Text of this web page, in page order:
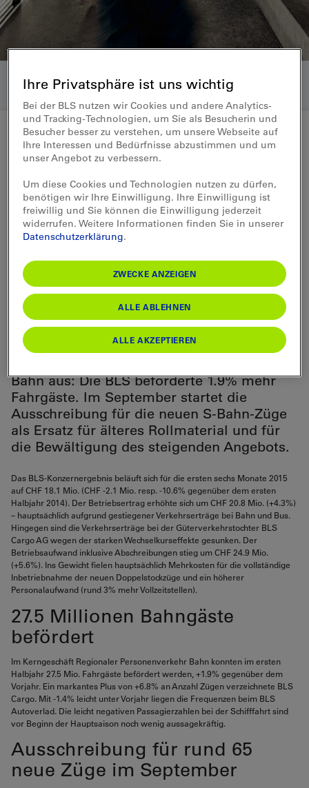
Medienmitteilung 24.08.2015
Halbjahresergebnis 2015: Mehr
Bahnpassagiere befördert
Geschäftsumfeld mit CHF 18.1 Mio. ein
zufriedenstellendes Konzernergebnis
erwirtschaftet, welches aber CHF 2.1 Mio.
(-10.6%) unter Vorjahr liegt. Die
Wechselkurseffekte bei der BLS Cargo AG
belasten das Konzernergebnis. Erfreulich
Bahn aus: Die BLS beförderte 1.9% mehr
Fahrgäste. Im September startet die
Ausschreibung für die neuen S-Bahn-Züge
als Ersatz für älteres Rollmaterial und für
die Bewältigung des steigenden Angebots.
Das BLS-Konzernergebnis beläuft sich für die ersten sechs Monate 2015
auf CHF 18.1 Mio. (CHF -2.1 Mio. resp. -10.6% gegenüber dem ersten
Halbjahr 2014). Der Betriebsertrag erhöhte sich um CHF 20.8 Mio. (+4.3%)
– hauptsächlich aufgrund gestiegener Verkehrserträge bei Bahn und Bus.
Hingegen sind die Verkehrserträge bei der Güterverkehrstochter BLS
Cargo AG wegen der starken Wechselkurseffekte gesunken. Der
Betriebsaufwand inklusive Abschreibungen stieg um CHF 24.9 Mio.
(+5.6%). Ins Gewicht fielen hauptsächlich Mehrkosten für die vollständige
Inbetriebnahme der neuen Doppelstockzüge und ein höherer
Personalaufwand (rund 3% mehr Vollzeitstellen).
27.5 Millionen Bahngäste
befördert
Im Kerngeschäft Regionaler Personenverkehr Bahn konnten im ersten
Halbjahr 27.5 Mio. Fahrgäste befördert werden, +1.9% gegenüber dem
Vorjahr. Ein markantes Plus von +6.8% an Anzahl Zügen verzeichnete BLS
Cargo. Mit -1.4% leicht unter Vorjahr liegen die Frequenzen beim BLS
Autoverlad. Die leicht negativen Passagierzahlen bei der Schifffahrt sind
vor Beginn der Hauptsaison noch wenig aussagekräftig.
Ausschreibung für rund 65
neue Züge im September
Ihre Privatsphäre ist uns wichtig
Bei der BLS nutzen wir Cookies und andere Analytics-
und Tracking-Technologien, um Sie als Besucherin und
Besucher besser zu verstehen, um unsere Webseite auf
Ihre Interessen und Bedürfnisse abzustimmen und um
unser Angebot zu verbessern.
Um diese Cookies und Technologien nutzen zu dürfen,
benötigen wir Ihre Einwilligung. Ihre Einwilligung ist
freiwillig und Sie können die Einwilligung jederzeit
widerrufen. Weitere Informationen finden Sie in unserer
Datenschutzerklärung.
ZWECKE ANZEIGEN
ALLE ABLEHNEN
ALLE AKZEPTIEREN